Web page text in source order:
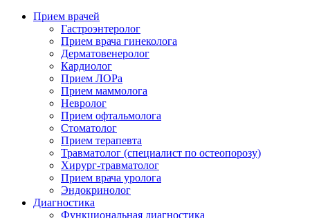
Прием врачей
Гастроэнтеролог
Прием врача гинеколога
Дерматовенеролог
Кардиолог
Прием ЛОРа
Прием маммолога
Невролог
Прием офтальмолога
Стоматолог
Прием терапевта
Травматолог (специалист по остеопорозу)
Хирург-травматолог
Прием врача уролога
Эндокринолог
Диагностика
Функциональная диагностика